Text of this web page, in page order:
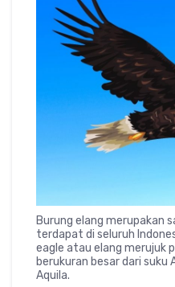
Burung elang merupakan
terdapat di seluruh
eagle atau elang merujuk
berukuran besar dari
Aquila.